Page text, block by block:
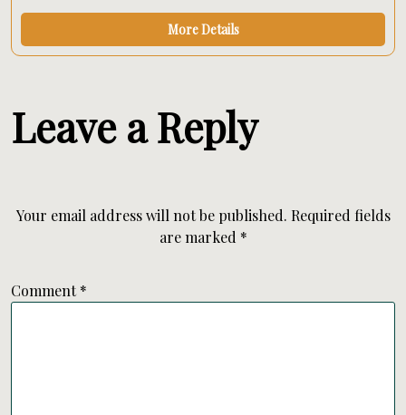
More Details
Leave a Reply
Your email address will not be published. Required fields
are marked *
Comment*